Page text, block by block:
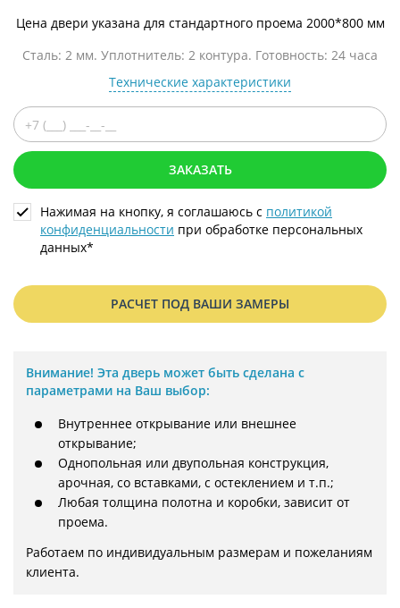
Цена двери указана для стандартного проема 2000*800 мм
Сталь: 2 мм. Уплотнитель: 2 контура. Готовность: 24 часа
Технические характеристики
ЗАКАЗАТЬ
Нажимая на кнопку, я соглашаюсь с политикой
конфиденциальности при обработке персональных
данных*
РАСЧЕТ ПОД ВАШИ ЗАМЕРЫ
Внимание! Эта дверь может быть сделана с
параметрами на Ваш выбор:
Внутреннее открывание или внешнее
открывание;
Однопольная или двупольная конструкция,
арочная, со вставками, с остеклением и т.п.;
Любая толщина полотна и коробки, зависит от
проема.
Работаем по индивидуальным размерам и пожеланиям
клиента.